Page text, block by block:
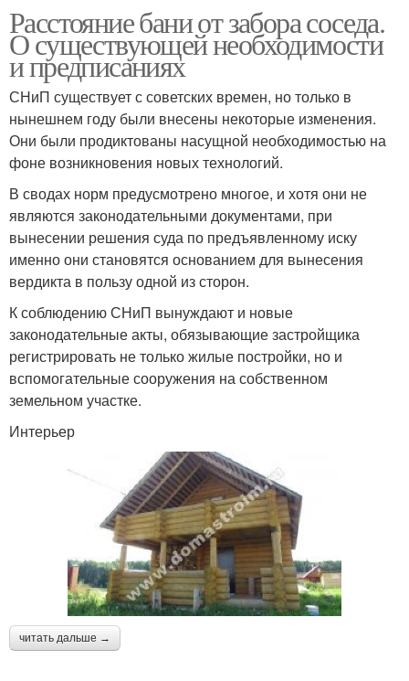
Расстояние бани от забора соседа.
О существующей необходимости
и предписаниях
СНиП существует с советских времен, но только в
нынешнем году были внесены некоторые изменения.
Они были продиктованы насущной необходимостью на
фоне возникновения новых технологий.
В сводах норм предусмотрено многое, и хотя они не
являются законодательными документами, при
вынесении решения суда по предъявленному иску
именно они становятся основанием для вынесения
вердикта в пользу одной из сторон.
К соблюдению СНиП вынуждают и новые
законодательные акты, обязывающие застройщика
регистрировать не только жилые постройки, но и
вспомогательные сооружения на собственном
земельном участке.
Интерьер
читать дальше →